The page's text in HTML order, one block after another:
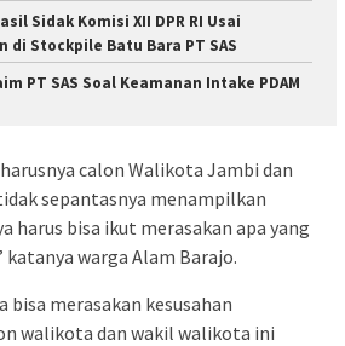
Sidak Komisi XII DPR RI Usai
di Stockpile Batu Bara PT SAS
PT SAS Soal Keamanan Intake PDAM
calon Walikota Jambi dan
sepantasnya menampilkan
harus bisa ikut merasakan apa yang
katanya warga Alam Barajo.
bisa merasakan kesusahan
walikota dan wakil walikota ini